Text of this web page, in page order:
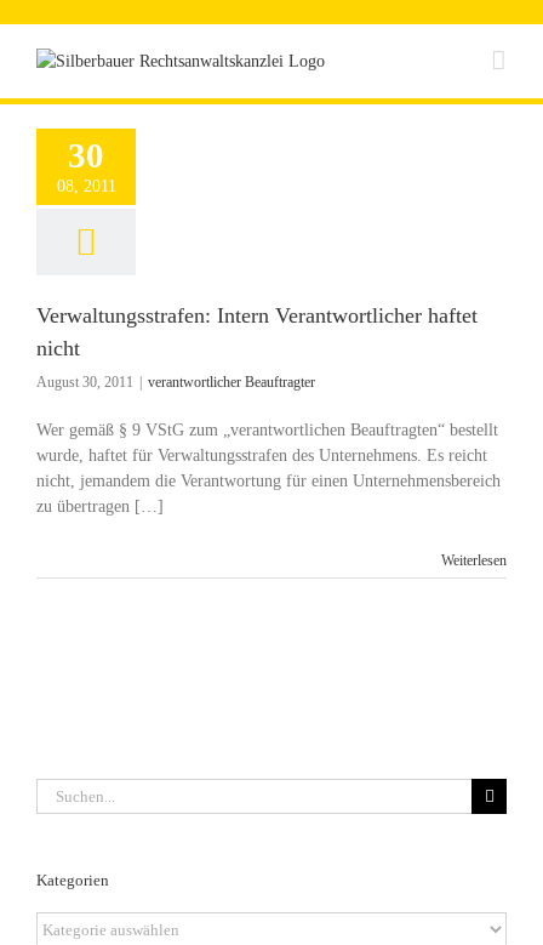
springen
30
08, 2011
Verwaltungsstrafen: Intern Verantwortlicher haftet
nicht
August 30, 2011 verantwortlicher Beauftragter
Wer gemäß § 9 VStG zum „verantwortlichen Beauftragten“ bestellt
wurde, haftet für Verwaltungsstrafen des Unternehmens. Es reicht
nicht, jemandem die Verantwortung für einen Unternehmensbereich
zu übertragen […]
Weiterlesen
Suche
nach:
Kategorien
Kategorien